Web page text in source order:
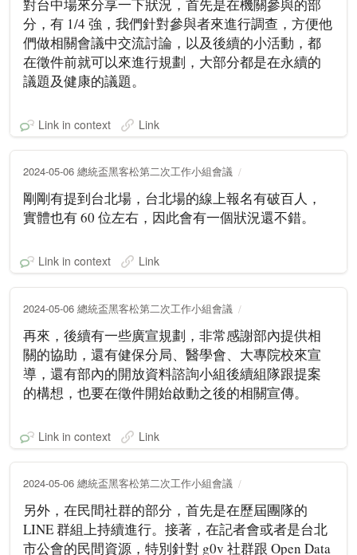
對台中場來分享一下狀況，首先是在機關參與的部
分，有 1/4 強，我們針對參與者來進行調查，方便他
們做相關會議中交流討論，以及後續的小活動，都
在徵件前就可以來進行規劃，大部分都是在永續的
議題及健康的議題。
Link in context Link
2024-05-06 總統盃黑客松第二次工作小組會議
剛剛有提到台北場，台北場的線上報名有破百人，
實體也有 60 位左右，因此會有一個狀況還不錯。
Link in context Link
2024-05-06 總統盃黑客松第二次工作小組會議
再來，後續有一些廣宣規劃，非常感謝部內提供相
關的協助，還有健保分局、醫學會、大專院校來宣
導，還有部內的開放資料諮詢小組後續組隊跟提案
的構想，也要在徵件開始啟動之後的相關宣傳。
Link in context Link
2024-05-06 總統盃黑客松第二次工作小組會議
另外，在民間社群的部分，首先是在歷屆團隊的
LINE 群組上持續進行。接著，在記者會或者是台北
市公會的民間資源，特別針對 g0v 社群跟 Open Data